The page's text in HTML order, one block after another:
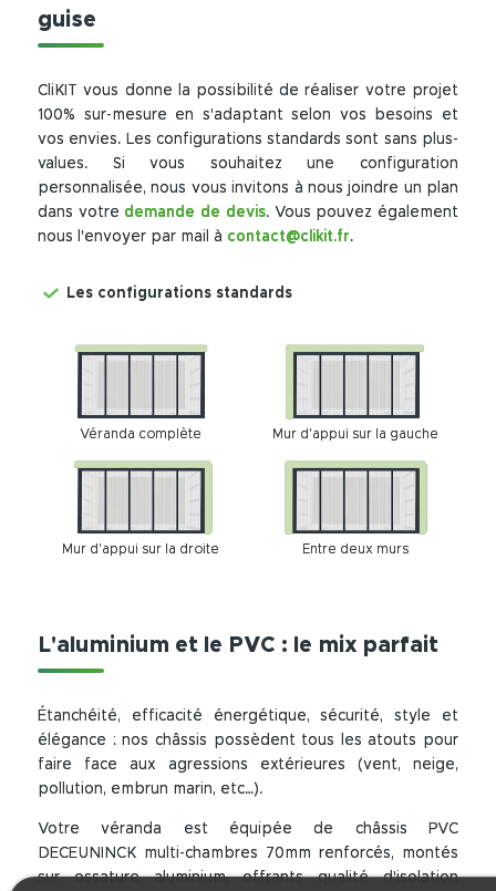
guise
CliKIT vous donne la possibilité de réaliser votre projet
100% sur-mesure en s'adaptant selon vos besoins et
vos envies. Les configurations standards sont sans plus-
values. Si vous souhaitez une configuration
personnalisée, nous vous invitons à nous joindre un plan
dans votre demande de devis. Vous pouvez également
nous l'envoyer par mail à contact@clikit.fr.
Les configurations standards
Véranda complète Mur d'appui sur la gauche
Mur d'appui sur la droite Entre deux murs
L'aluminium et le PVC : le mix parfait
Étanchéité, efficacité énergétique, sécurité, style et
élégance : nos châssis possèdent tous les atouts pour
faire face aux agressions extérieures (vent, neige,
pollution, embrun marin, etc…).
Votre véranda est équipée de châssis PVC
DECEUNINCK multi-chambres 70mm renforcés, montés
sur ossature aluminium, offrants qualité d'isolation